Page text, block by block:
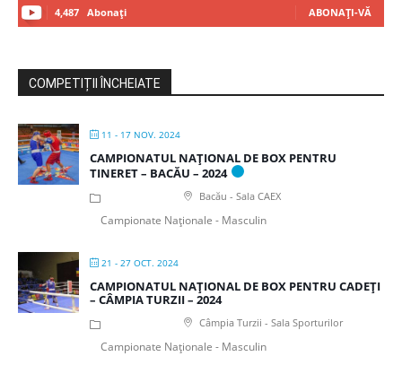
4,487 Abonați ABONAȚI-VĂ
COMPETIȚII ÎNCHEIATE
11 - 17 NOV. 2024
CAMPIONATUL NAȚIONAL DE BOX PENTRU
TINERET – BACĂU – 2024
Bacău - Sala CAEX
Campionate Naționale - Masculin
21 - 27 OCT. 2024
CAMPIONATUL NAȚIONAL DE BOX PENTRU CADEȚI
– CÂMPIA TURZII – 2024
Câmpia Turzii - Sala Sporturilor
Campionate Naționale - Masculin